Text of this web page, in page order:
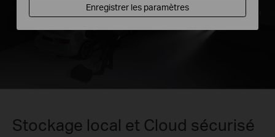
Stockage local et Cloud sécurisé
Enregistrer les paramètres